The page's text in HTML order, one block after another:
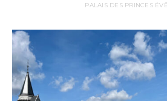
PALAIS DES PRINCES